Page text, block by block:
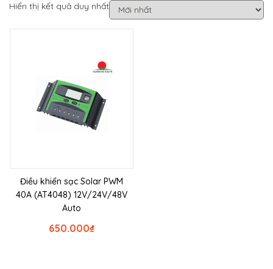
Hiển thị kết quả duy nhất
Điều khiển sạc Solar PWM
40A (AT4048) 12V/24V/48V
Auto
₫
650.000